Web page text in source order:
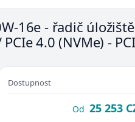
16e - řadič úložiště
4.0 (NVMe) -
Dostupnost
Od 25 253